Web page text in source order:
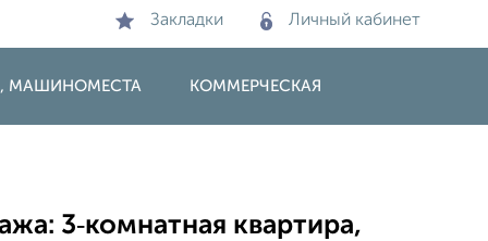
Закладки Личный кабинет
МАШИНОМЕСТА КОММЕРЧЕСКАЯ
3‑комнатная квартира,